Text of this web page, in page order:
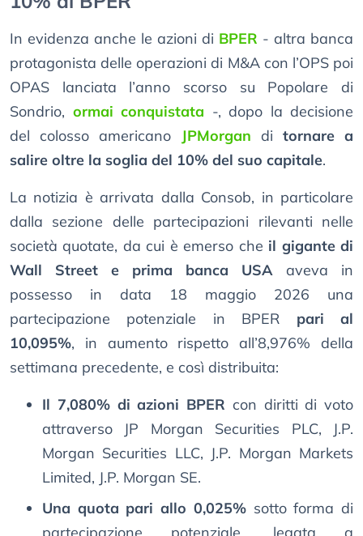
In evidenza anche le azioni di BPER - altra banca
protagonista delle operazioni di M&A con l’OPS poi
OPAS lanciata l’anno scorso su Popolare di
Sondrio, ormai conquistata -, dopo la decisione
del colosso americano
JPMorgan di tornare a
salire oltre la soglia del 10% del suo capitale.
La notizia è arrivata dalla Consob, in particolare
dalla sezione delle partecipazioni rilevanti nelle
società quotate, da cui è emerso che il gigante di
Wall Street e prima banca USA aveva in
possesso in data 18 maggio 2026 una
partecipazione potenziale in BPER pari al
10,095%, in aumento rispetto all’8,976% della
settimana precedente, e così distribuita:
Il 7,080% di azioni BPER con diritti di voto
attraverso JP Morgan Securities PLC, J.P.
Morgan Securities LLC, J.P. Morgan Markets
Limited, J.P. Morgan SE.
Una quota pari allo 0,025%sotto forma di